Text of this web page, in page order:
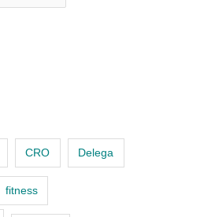
CRO Delega
fitness